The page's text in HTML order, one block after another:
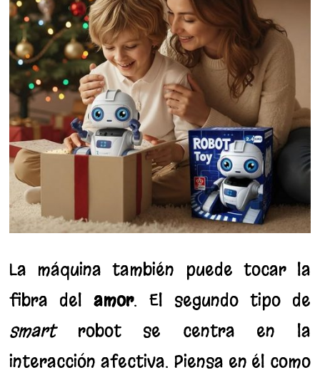
La máquina también puede tocar la
fibra delamor. El segundo tipo de
smartrobot se centra en la
interacción afectiva. Piensa en él como